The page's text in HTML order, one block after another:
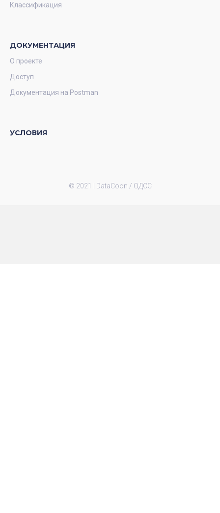
Классификация
ДОКУМЕНТАЦИЯ
О проекте
Доступ
Документация на Postman
УСЛОВИЯ
© 2021 | DataCoon / ОДСС